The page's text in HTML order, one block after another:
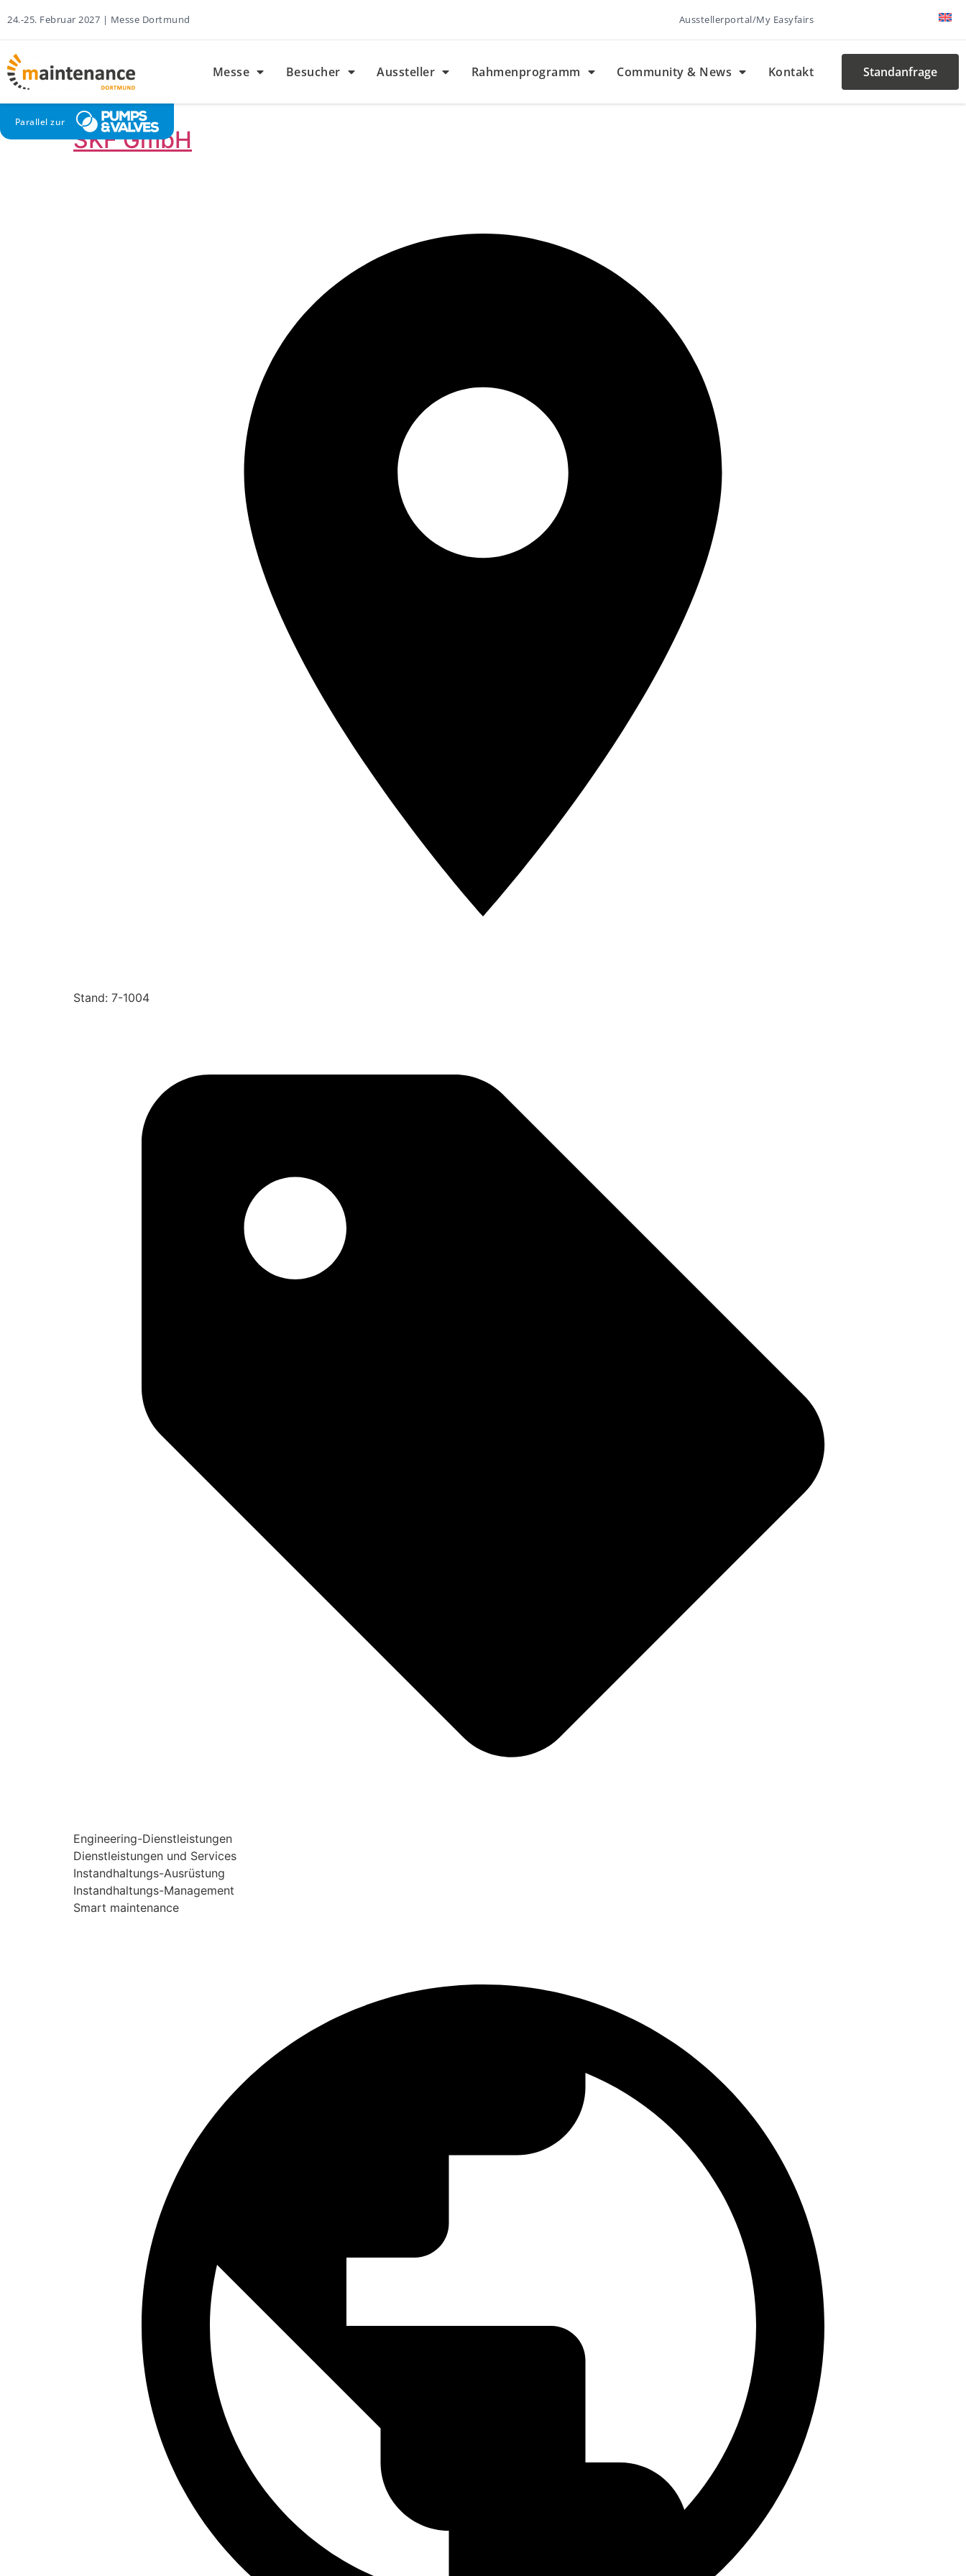
24.-25. Februar 2027 | Messe Dortmund Ausstellerportal/My Easyfairs
Messe Besucher Aussteller Rahmenprogramm Community & News Kontakt Standanfrage
Parallel zur
SKF GmbH
Stand: 7-1004
Engineering-Dienstleistungen
Dienstleistungen und Services
Instandhaltungs-Ausrüstung
Instandhaltungs-Management
Smart maintenance